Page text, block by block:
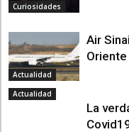
Curiosidades
Actualidad
Air
Actualidad
La